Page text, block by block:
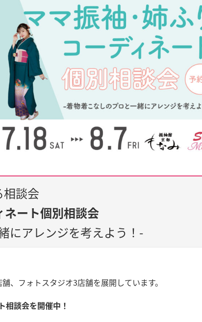
相談会
ネート個別相談会
にアレンジを考えよう！-
、フォトスタジオ3店舗を展開しています。
相談会を開催中！